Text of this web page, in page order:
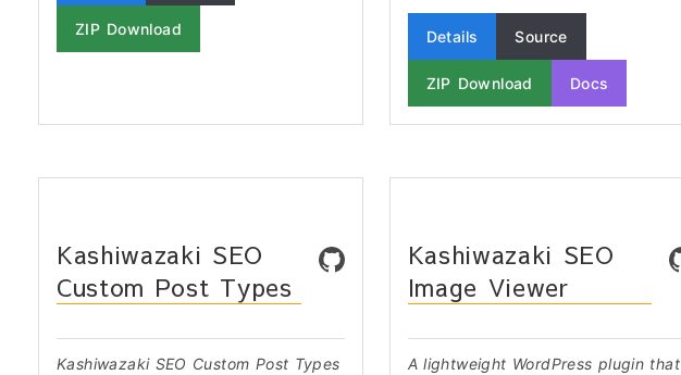
ZIP Download Details Source
ZIP Download Docs
Kashiwazaki SEO
Custom Post Types
Kashiwazaki SEO Custom Post Types
Kashiwazaki SEO
Image Viewer
A lightweight WordPress plugin that